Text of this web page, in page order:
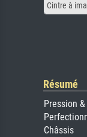
Cintre à
Résumé
Pression
Châssis